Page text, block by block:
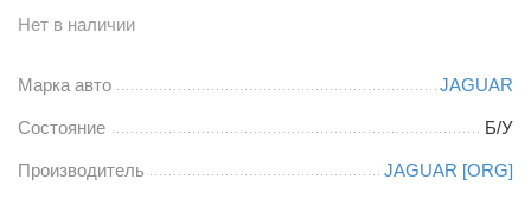
Нет в наличии
Марка авто JAGUAR
Состояние Б/У
Производитель JAGUAR [ORG]